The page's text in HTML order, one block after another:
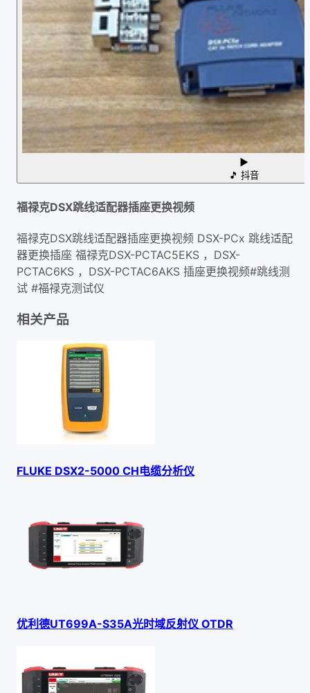
▶
🎵 抖音
福禄克DSX跳线适配器插座更换视频
福禄克DSX跳线适配器插座更换视频 DSX-PCx 跳线适配
器更换插座 福禄克DSX-PCTAC5EKS ，DSX-
PCTAC6KS ，DSX-PCTAC6AKS 插座更换视频#跳线测
试 #福禄克测试仪
相关产品
FLUKE DSX2-5000 CH电缆分析仪
优利德UT699A-S35A光时域反射仪 OTDR